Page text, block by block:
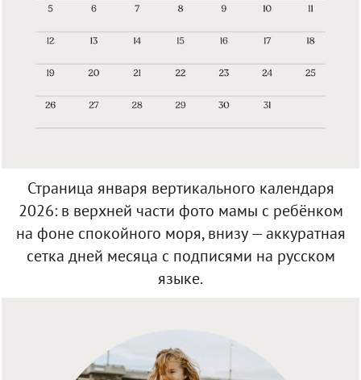
Страница января вертикального календаря
2026: в верхней части фото мамы с ребёнком
на фоне спокойного моря, внизу — аккуратная
сетка дней месяца с подписями на русском
языке.